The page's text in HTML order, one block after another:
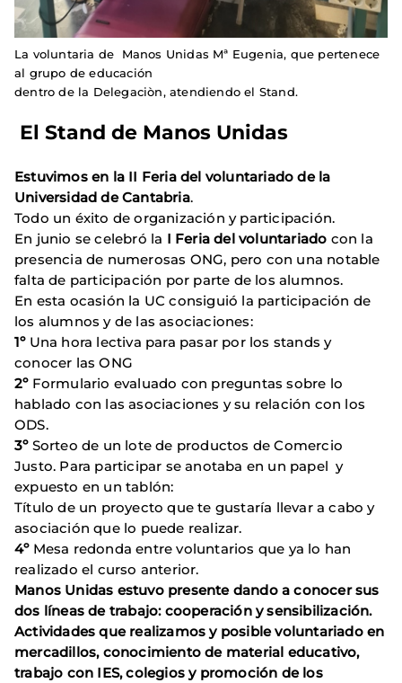
La voluntaria de Manos Unidas Mª Eugenia, que pertenece
al grupo de educación
dentro de la Delegaciòn, atendiendo el Stand.
El Stand de Manos Unidas
Estuvimos en la II Feria del voluntariado de la
Universidad de Cantabria.
Todo un éxito de organización y participación.
En junio se celebró la I Feria del voluntariado con la
presencia de numerosas ONG, pero con una notable
falta de participación por parte de los alumnos.
En esta ocasión la UC consiguió la participación de
los alumnos y de las asociaciones:
1º Una hora lectiva para pasar por los stands y
conocer las ONG
2ºFormulario evaluado con preguntas sobre lo
hablado con las asociaciones y su relación con los
ODS.
3ºSorteo de un lote de productos de Comercio
Justo. Para participar se anotaba en un papel y
expuesto en un tablón:
Título de un proyecto que te gustaría llevar a cabo y
asociación que lo puede realizar.
4ºMesa redonda entre voluntarios que ya lo han
realizado el curso anterior.
Manos Unidas estuvo presente dando a conocer sus
dos líneas de trabajo: cooperación y sensibilización.
Actividades que realizamos y posible voluntariado en
mercadillos, conocimiento de material educativo,
trabajo con IES, colegios y promoción de los